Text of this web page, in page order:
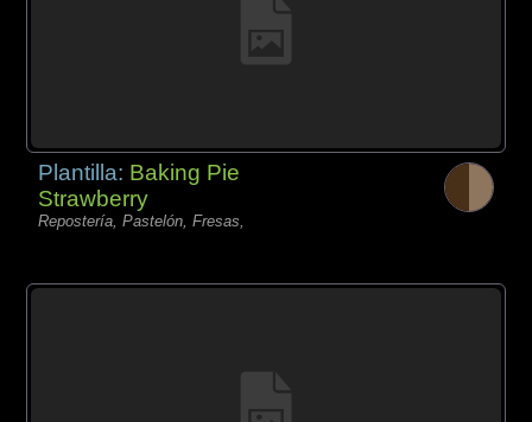
Plantilla: Baking Pie
Strawberry
Repostería, Pastelón, Fresas,